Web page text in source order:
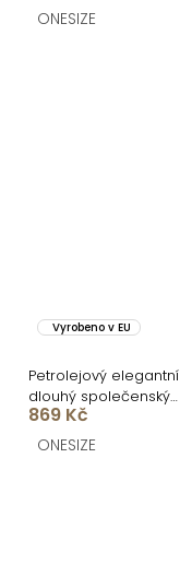
ONESIZE
Vyrobeno v EU
Petrolejový elegantní
dlouhý společenský
overal LEIRIA
869 Kč
ONESIZE